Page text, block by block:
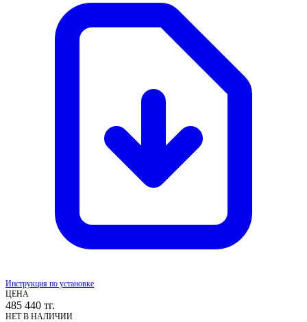
Инструкция по установке
ЦЕНА
485 440 тг.
НЕТ В НАЛИЧИИ